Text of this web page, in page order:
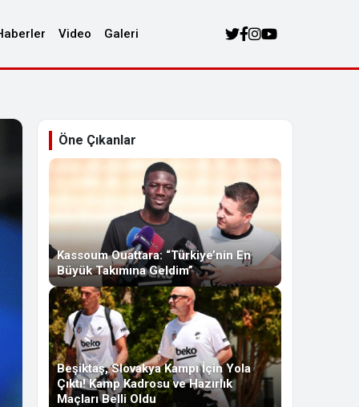
Video Galeri
Öne Çıkanlar
Kassoum Ouattara: “Türkiye’nin En
Büyük Takımına Geldim”
Beşiktaş, Slovakya Kampı İçin Yola
Çıktı! Kamp Kadrosu ve Hazırlık
Maçları Belli Oldu